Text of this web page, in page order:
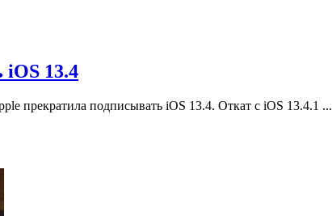
iOS 13.4
прекратила подписывать iOS 13.4. Откат с iOS 13.4.1 ...